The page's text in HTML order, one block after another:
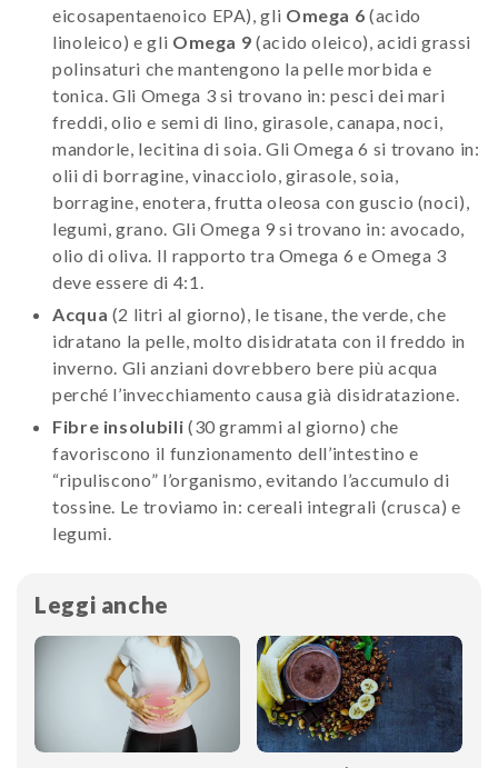
eicosapentaenoico EPA), gli Omega 6(acido
linoleico) e gli Omega 9 (acido oleico), acidi grassi
polinsaturi che mantengono la pelle morbida e
tonica. Gli Omega 3 si trovano in: pesci dei mari
freddi, olio e semi di lino, girasole, canapa, noci,
mandorle, lecitina di soia. Gli Omega 6 si trovano in:
olii di borragine, vinacciolo, girasole, soia,
borragine, enotera, frutta oleosa con guscio (noci),
legumi, grano. Gli Omega 9 si trovano in: avocado,
olio di oliva. Il rapporto tra Omega 6 e Omega 3
deve essere di 4:1.
Acqua (2 litri al giorno), le tisane, the verde, che
idratano la pelle, molto disidratata con il freddo in
inverno. Gli anziani dovrebbero bere più acqua
perché l’invecchiamento causa già disidratazione.
Fibre insolubili (30 grammi al giorno) che
favoriscono il funzionamento dell’intestino e
“ripuliscono” l’organismo, evitando l’accumulo di
tossine. Le troviamo in: cereali integrali (crusca) e
legumi.
Leggi anche